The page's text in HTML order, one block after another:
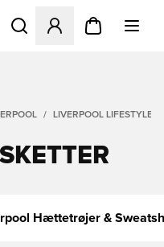
Åbner en Modal til at
LIVERPOOL LIFESTYLE
Hættetrøjer &